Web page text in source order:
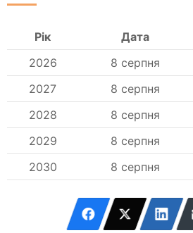
Рік Дата
2026
8 серпня
2027
8 серпня
2028
8 серпня
2029
8 серпня
2030
8 серпня